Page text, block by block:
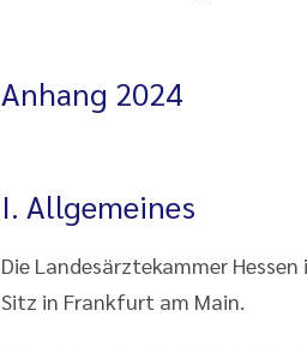
Anhang 2024
I. Allgemeines
Die Landesärztekammer
Sitz in Frankfurt am Main.